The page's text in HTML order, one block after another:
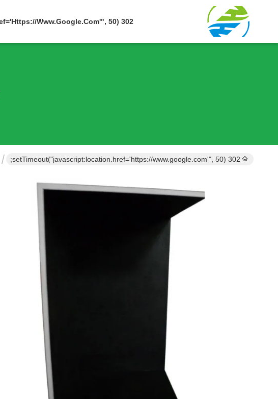
302 SetTimeout("javascript:location.href='https://www.google.com'", 50);
302 setTimeout("javascript:location.href='https://www.google.com'", 50);